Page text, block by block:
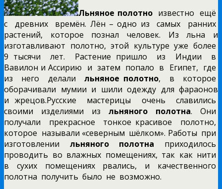
Льняное полотно известно ещё
с древних времён. Лён – одно из самых ранних
растений, которое познал человек. Из льна и
изготавливают полотно, этой культуре уже более
9 тысячи лет. Растение пришло из Индии в
Вавилон и Ассирию и затем попало в Египет, где
из него делали льняное полотно, в которое
оборачивали мумии и шили одежду для фараонов
и жрецов.Русские мастерицы очень славились
своими изделиями из льняного полотна. Они
получали прекрасное тонкое красивое полотно,
которое называли «северным шёлком». Работы при
изготовлении льняного полотна приходилось
проводить во влажных помещениях, так как нити
в сухих помещениях рвались, и качественного
полотна получить было не возможно.